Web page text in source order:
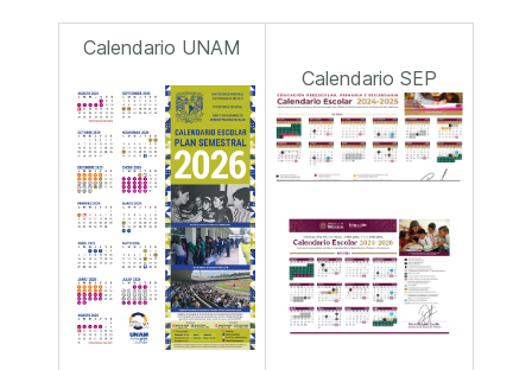
Calendario UNAM
Calendario SEP